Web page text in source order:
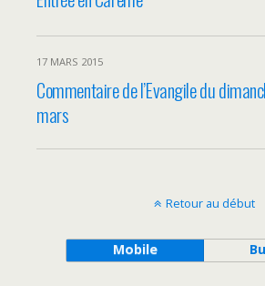
17 MARS 2015
Commentaire de l’Evangile du
mars
Retour au début
Mobile